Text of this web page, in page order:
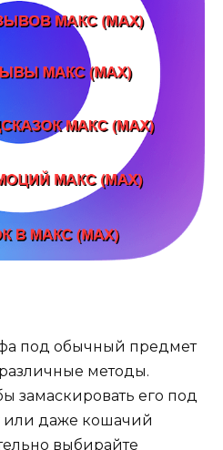
под обычный предмет
методы.
замаскировать его под
или даже кошачий
выбирайте